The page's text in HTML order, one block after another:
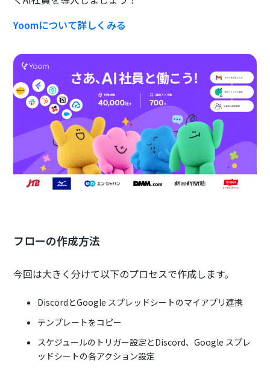
Yoomについて詳しくみる
フローの作成方法
今回は大きく分けて以下のプロセスで作成します。
DiscordとGoogle スプレッドシートのマイアプリ連携
テンプレートをコピー
スケジュールのトリガー設定とDiscord、Google スプレ
ッドシートの各アクション設定